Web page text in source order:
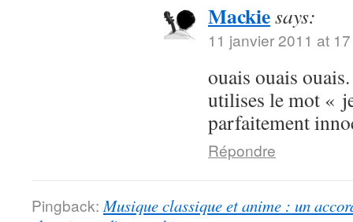
Mackiesays:
11 janvier 2011 at
ouais ouais
utilises le mot «
parfaitement
Répondre
Pingback: Musique classique et anime : un